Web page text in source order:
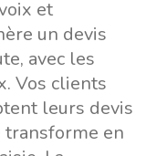
et
un devis
avec les
Vos clients
leurs devis
transforme en